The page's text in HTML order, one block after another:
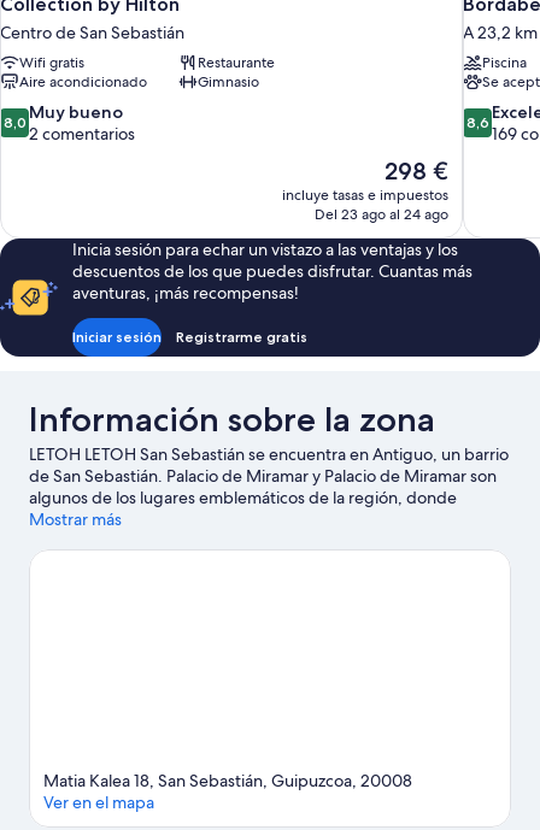
Centro de San Sebastián
Wifi gratis
Restaurante
Aire acondicionado
Gimnasio
8.0
sobre
2 comentarios
8,0 Muy bueno
2 comentarios
El
precio
actual
de
298 €
298 €
incluye tasas e impuestos
Del 23 ago al 24 ago
A 23,2
Piscina
Se
8.6
sobre
8,6
169
Inicia sesión para echar un vistazo a las ventajas y los
descuentos de los que puedes disfrutar. Cuantas más
aventuras, ¡más recompensas!
Iniciar sesión Registrarme gratis
Información sobre la zona
LETOH LETOH San Sebastián se encuentra en Antiguo, un barrio
de San Sebastián. Palacio de Miramar y Palacio de Miramar son
algunos de los lugares emblemáticos de la región, donde
también puedes acercarte a Paseo de La Concha y Puerto de
Donostia-San Sebastián y Zaldiko Maldiko también merecen la
Mostrar más
Matia Kalea 18, San Sebastián, Guipuzcoa, 20008
Ver en el mapa